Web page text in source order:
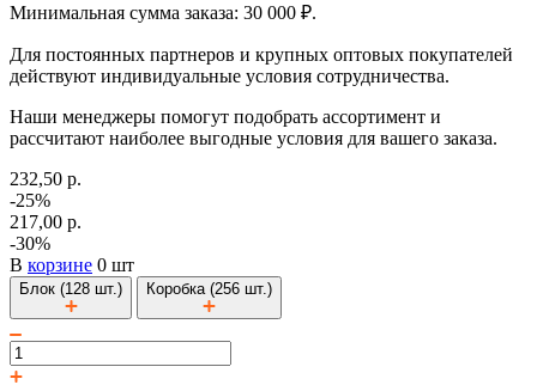
Минимальная сумма заказа: 30 000 ₽.
Для постоянных партнеров и крупных оптовых покупателей
действуют индивидуальные условия сотрудничества.
Наши менеджеры помогут подобрать ассортимент и
рассчитают наиболее выгодные условия для вашего заказа.
232,50 р.
-25%
217,00 р.
-30%
В корзине 0 шт
Блок (128 шт.) Коробка (256 шт.)